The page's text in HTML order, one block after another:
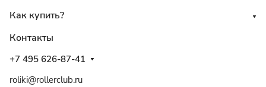
Как купить?
Контакты
+7 495 626-87-41
roliki@rollerclub.ru